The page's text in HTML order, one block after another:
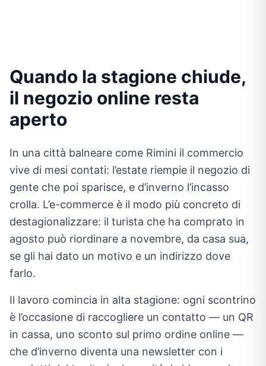
Quando la stagione chiude,
il negozio online resta
aperto
In una città balneare come Rimini il commercio
vive di mesi contati: l’estate riempie il negozio di
gente che poi sparisce, e d’inverno l’incasso
crolla. L’e-commerce è il modo più concreto di
destagionalizzare: il turista che ha comprato in
agosto può riordinare a novembre, da casa sua,
se gli hai dato un motivo e un indirizzo dove
farlo.
Il lavoro comincia in alta stagione: ogni scontrino
è l’occasione di raccogliere un contatto — un QR
in cassa, uno sconto sul primo ordine online —
che d’inverno diventa una newsletter con i